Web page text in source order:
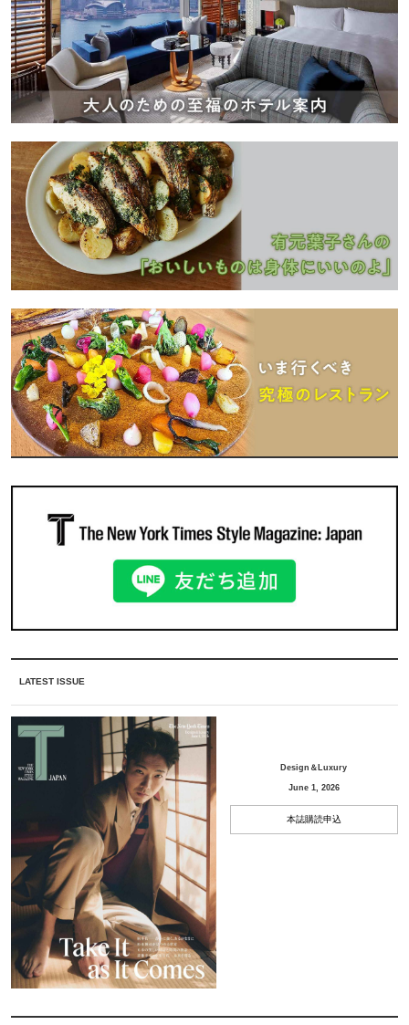
LATEST ISSUE
Design＆Luxury
June 1, 2026
本誌購読申込